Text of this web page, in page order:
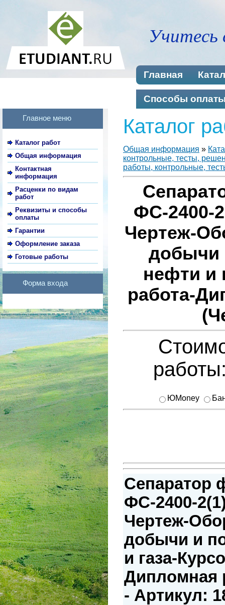
Учитесь
Главная
Способы
Главное меню
Каталог работ
Общая информация
Контактная
информация
Расценки по видам
работ
Реквизиты и способы
оплаты
Гарантии
Оформление заказа
Готовые работы
Форма входа
Каталог
Общая информация »
контрольные, тесты,
работы, контрольные,
ФС-2400-
Чертеж-
добычи
нефти и
работа-
ЮMoney
Сепаратор
ФС-2400-
Чертеж-
добычи и
и газа-
Дипломная
- Артикул: